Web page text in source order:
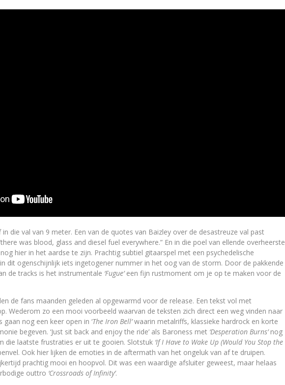
die val van 9 meter. Een van de quotes van Baizley over de desastreuze val past
was blood, glass and diesel fuel everywhere.” En in die poel van ellende overheerste
hier in het aardse te zijn. Prachtig subtiel gitaarspel met een psychedelische
dit ogenschijnlijk iets ingetogener nummer in het oog van de storm. Door de pakkende
de tracks is het instrumentale ‘Fugue’een fijn rustmoment om je op te maken voor de
de fans maanden geleden al opgewarmd voor de release. Een tekst vol met
Wederom zo een mooi voorbeeld waarvan de teksten zich direct een weg vinden naar
gaan nog een keer open in ‘The Iron Bell’waarin metalriffs, klassieke hardrock en korte
begeven. ‘Just sit back and enjoy the ride’ als Baroness met ‘Desperation Burns’nog
die laatste frustraties er uit te gooien. Slotstuk ‘If I Have to Wake Up (Would You Stop the
Ook hier lijken de emoties in de aftermath van het ongeluk van af te druipen.
prachtig mooi en hoopvol. Dit was een waardige afsluiter geweest, maar helaas
outtro ‘Crossroads of Infinity’.